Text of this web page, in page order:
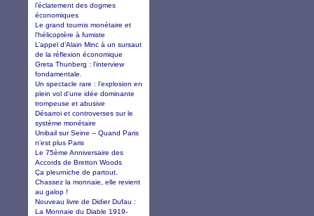
l’éclatement des dogmes
économiques
Le grand tournis monétaire et
l'hélicoptère à fumiste
L’appel d’Alain Minc à un sursaut
de la réflexion économique
Greta Thunberg : l'interview
fondamentale.
Un spectacle rare : l’explosion en
plein vol d’une idée dominante
trompeuse et abusive
Désarroi et controverses sur le
système monétaire
Unibail sur Seine – Quand Paris
n’est plus Paris
Le 75ème Anniversaire des
Accords de Bretton Woods
Ça pleurniche de partout.
Chassez la monnaie, elle revient
au galop !
Nouveau livre de Didier Dufau :
La Monnaie du Diable 1919-